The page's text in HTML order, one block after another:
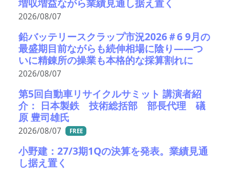
2026/08/07
鉛バッテリースクラップ市況2026＃6 9月の
最盛期目前ながらも続伸相場に陰り――つ
いに精錬所の操業も本格的な採算割れに
2026/08/07
第5回自動車リサイクルサミット 講演者紹
介： 日本製鉄 技術総括部 部長代理 礒
原 豊司雄氏
2026/08/07 FREE
小野建：27/3期1Qの決算を発表。業績見通
し据え置く